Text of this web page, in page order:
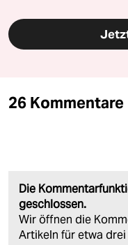
26 Kommentare
Die
geschlossen.
Wir öffnen die
Artikeln für etwa drei